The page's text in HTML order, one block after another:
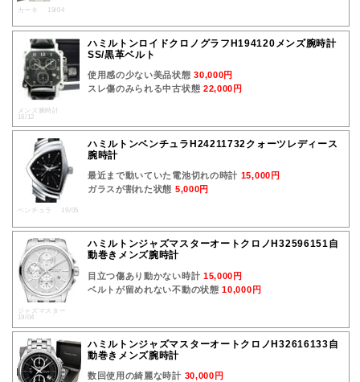
カーキ 19/04
メンズ腕時計
16/12
ハミルトンロイドクロノグラフH194120メンズ腕時計
SS/黒革ベルト
使用感の少ない美品状態30,000円
スレ傷のみられる中古状態 22,000円
ベンチュラ 19/05
ハミルトンベンチュラH24211732クォーツレディース
腕時計
最近まで動いていた電池切れの時計 15,000円
ガラスが割れた状態 5,000円
ジャズマスター
19/04
ハミルトンジャズマスターオートクロノH32596151自
動巻きメンズ腕時計
目立つ傷あり動かない時計 15,000円
ベルトが留めれない不動の状態10,000円
ハミルトンジャズマスターオートクロノH32616133自
動巻きメンズ腕時計
数回使用の綺麗な時計 30,000円